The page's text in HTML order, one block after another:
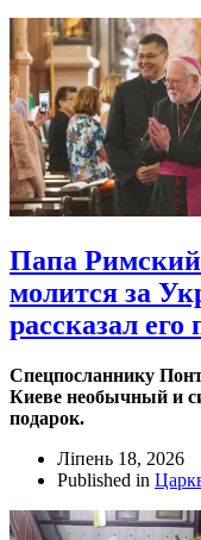
Папа
молится за
рассказал
Спецпосланнику
Киеве необычный и
подарок.
Ліпень 18, 2026
Published in